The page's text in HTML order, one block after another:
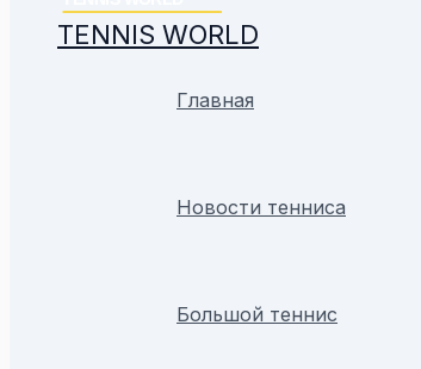
TENNIS WORLD
Главная
Новости тенниса
Большой теннис